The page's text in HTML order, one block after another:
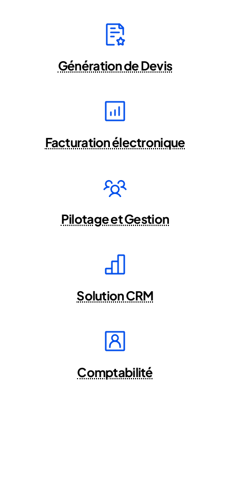
Génération de Devis
Facturation électronique
Pilotage et Gestion
Solution CRM
Comptabilité